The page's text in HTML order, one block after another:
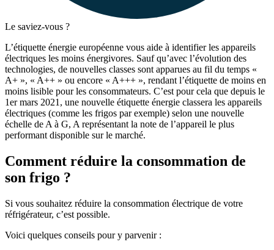
Le saviez-vous ?
L’étiquette énergie européenne vous aide à identifier les appareils
électriques les moins énergivores. Sauf qu’avec l’évolution des
technologies, de nouvelles classes sont apparues au fil du temps «
A+ », « A++ » ou encore « A+++ », rendant l’étiquette de moins en
moins lisible pour les consommateurs. C’est pour cela que depuis le
1ermars 2021, une nouvelle étiquette énergie classera les appareils
électriques (comme les frigos par exemple) selon une nouvelle
échelle de A à G, A représentant la note de l’appareil le plus
performant disponible sur le marché.
Comment réduire la consommation de
son frigo ?
Si vous souhaitez réduire la consommation électrique de votre
réfrigérateur, c’est possible.
Voici quelques conseils pour y parvenir :